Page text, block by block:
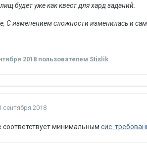
будет уже как квест для хард заданий.
С изменением сложности изменилась и
2018 пользователем Stislik
сентября 2018
соответствует минимальным сис.